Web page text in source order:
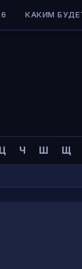
КАКИМ
Ц Ч Ш Щ